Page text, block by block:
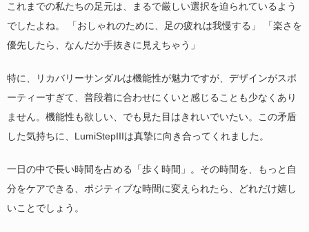
これまでの私たちの足元は、まるで厳しい選択を迫られているよう
でしたよね。 「おしゃれのために、足の疲れは我慢する」 「楽さを
優先したら、なんだか手抜きに見えちゃう」
特に、リカバリーサンダルは機能性が魅力ですが、デザインがスポ
ーティーすぎて、普段着に合わせにくいと感じることも少なくあり
ません。機能性も欲しい、でも見た目はきれいでいたい。この矛盾
した気持ちに、LumiStepIIIは真摯に向き合ってくれました。
一日の中で長い時間を占める「歩く時間」。その時間を、もっと自
分をケアできる、ポジティブな時間に変えられたら、どれだけ嬉し
いことでしょう。